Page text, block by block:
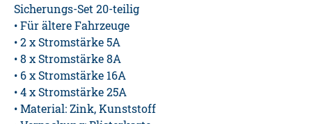
Sicherungs-Set 20-teilig
• Für ältere Fahrzeuge
• 2 x Stromstärke 5A
• 8 x Stromstärke 8A
• 6 x Stromstärke 16A
• 4 x Stromstärke 25A
• Material: Zink, Kunststoff